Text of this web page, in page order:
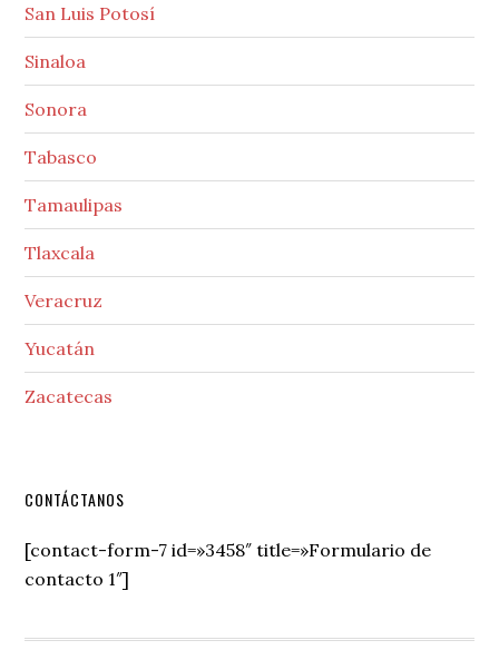
San Luis Potosí
Sinaloa
Sonora
Tabasco
Tamaulipas
Tlaxcala
Veracruz
Yucatán
Zacatecas
Secondary
Sidebar
CONTÁCTANOS
[contact-form-7 id=»3458″ title=»Formulario de
contacto 1″]